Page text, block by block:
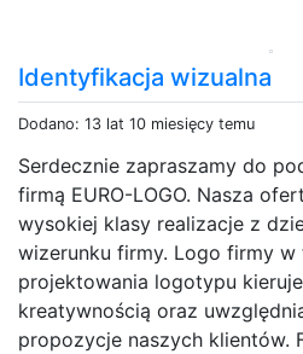
Identyfikacja wizualna
Dodano: 13 lat 10 miesięcy temu
Serdecznie zapraszamy do
firmą EURO-LOGO. Nasza
wysokiej klasy realizacje z
wizerunku firmy. Logo firmy
projektowania logotypu
kreatywnością oraz
propozycje naszych klientów.